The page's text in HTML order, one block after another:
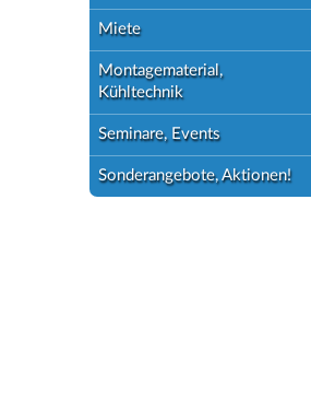
Miete
Montagematerial,
Kühltechnik
Seminare, Events
Sonderangebote, Aktionen!